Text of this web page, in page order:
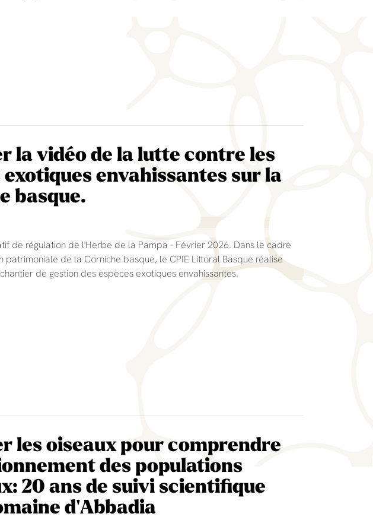
la vidéo de la lutte contre les
exotiques envahissantes sur la
basque.
de régulation de l'Herbe de la Pampa - Février 2026. Dans le cadre
patrimoniale de la Corniche basque, le CPIE Littoral Basque réalise
de gestion des espèces exotiques envahissantes.
les oiseaux pour comprendre
des populations
20 ans de suivi scientifique
d'Abbadia